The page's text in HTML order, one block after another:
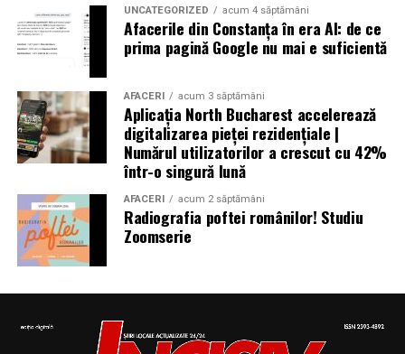
Aniversări – Comemorări
– Sf. Ioan Maria Vianney, preot (Calendarul Romano-
Catolic 2026)
– 1807: S-a născut Constantin Lecca, pictor, tipograf,
editor, scriitor, traducător şi profesor; ctitorul primei
tipografii (19.IX.1837) şi al primului periodic din
în domeniul portretisticii, al picturii religioase (în stil
UNCATEGORIZED acum 4 săptămâni
Afacerile din Constanța în era AI: de ce
prima pagină Google nu mai e suficientă
AFACERI acum 3 săptămâni
Aplicația North Bucharest accelerează
digitalizarea pieței rezidențiale |
Numărul utilizatorilor a crescut cu 42%
într-o singură lună
AFACERI acum 2 săptămâni
Radiografia poftei românilor! Studiu
Zoomserie